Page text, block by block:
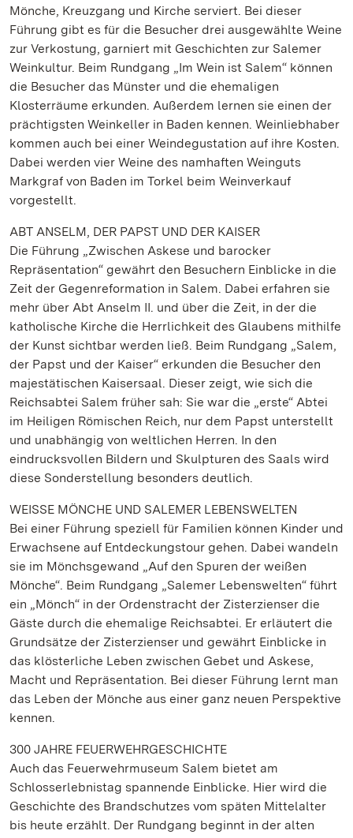
Mönche, Kreuzgang und Kirche serviert. Bei dieser
Führung gibt es für die Besucher drei ausgewählte Weine
zur Verkostung, garniert mit Geschichten zur Salemer
Weinkultur. Beim Rundgang „Im Wein ist Salem“ können
die Besucher das Münster und die ehemaligen
Klosterräume erkunden. Außerdem lernen sie einen der
prächtigsten Weinkeller in Baden kennen. Weinliebhaber
kommen auch bei einer Weindegustation auf ihre Kosten.
Dabei werden vier Weine des namhaften Weinguts
Markgraf von Baden im Torkel beim Weinverkauf
vorgestellt.
ABT ANSELM, DER PAPST UND DER KAISER
Die Führung „Zwischen Askese und barocker
Repräsentation“ gewährt den Besuchern Einblicke in die
Zeit der Gegenreformation in Salem. Dabei erfahren sie
mehr über Abt Anselm II. und über die Zeit, in der die
katholische Kirche die Herrlichkeit des Glaubens mithilfe
der Kunst sichtbar werden ließ. Beim Rundgang „Salem,
der Papst und der Kaiser“ erkunden die Besucher den
majestätischen Kaisersaal. Dieser zeigt, wie sich die
Reichsabtei Salem früher sah: Sie war die „erste“ Abtei
im Heiligen Römischen Reich, nur dem Papst unterstellt
und unabhängig von weltlichen Herren. In den
eindrucksvollen Bildern und Skulpturen des Saals wird
diese Sonderstellung besonders deutlich.
WEISSE MÖNCHE UND SALEMER LEBENSWELTEN
Bei einer Führung speziell für Familien können Kinder und
Erwachsene auf Entdeckungstour gehen. Dabei wandeln
sie im Mönchsgewand „Auf den Spuren der weißen
Mönche“. Beim Rundgang „Salemer Lebenswelten“ führt
ein „Mönch“ in der Ordenstracht der Zisterzienser die
Gäste durch die ehemalige Reichsabtei. Er erläutert die
Grundsätze der Zisterzienser und gewährt Einblicke in
das klösterliche Leben zwischen Gebet und Askese,
Macht und Repräsentation. Bei dieser Führung lernt man
das Leben der Mönche aus einer ganz neuen Perspektive
kennen.
300 JAHRE FEUERWEHRGESCHICHTE
Auch das Feuerwehrmuseum Salem bietet am
Schlosserlebnistag spannende Einblicke. Hier wird die
Geschichte des Brandschutzes vom späten Mittelalter
bis heute erzählt. Der Rundgang beginnt in der alten